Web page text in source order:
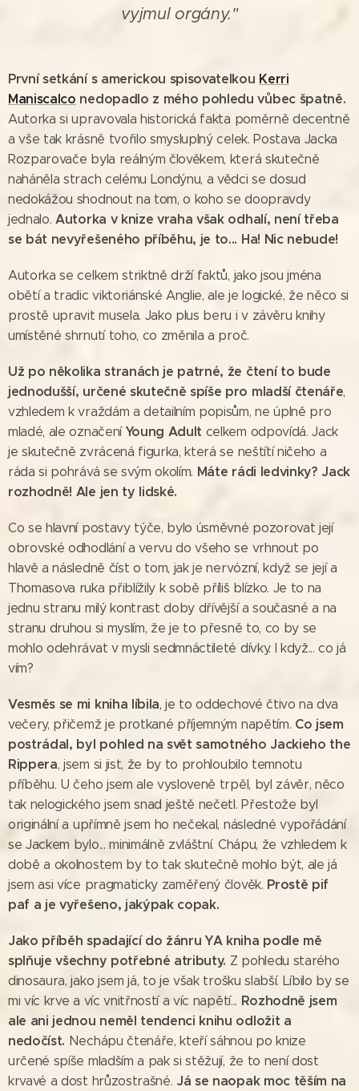
vyjmul orgány."
První setkání s americkou spisovatelkou Kerri
Maniscalco nedopadlo z mého pohledu vůbec špatně.
Autorka si upravovala historická fakta poměrně decentně
a vše tak krásně tvořilo smysluplný celek. Postava Jacka
Rozparovače byla reálným člověkem, která skutečně
naháněla strach celému Londýnu, a vědci se dosud
nedokážou shodnout na tom, o koho se doopravdy
jednalo.Autorka v knize vraha však odhalí, není třeba
se bát nevyřešeného příběhu, je to... Ha! Nic nebude!
Autorka se celkem striktně drží faktů, jako jsou jména
obětí a tradic viktoriánské Anglie, ale je logické, že něco si
prostě upravit musela. Jako plus beru i v závěru knihy
umístěné shrnutí toho, co změnila a proč.
Už po několika stranách je patrné, že čtení to bude
jednodušší, určené skutečně spíše pro mladší čtenáře,
vzhledem k vraždám a detailním popisům, ne úplně pro
mladé, ale označení Young Adult celkem odpovídá. Jack
je skutečně zvrácená figurka, která se neštítí ničeho a
ráda si pohrává se svým okolím. Máte rádi ledvinky? Jack
rozhodně! Ale jen ty lidské.
Co se hlavní postavy týče, bylo úsměvné pozorovat její
obrovské odhodlání a vervu do všeho se vrhnout po
hlavě a následně číst o tom, jak je nervózní, když se její a
Thomasova ruka přiblížily k sobě příliš blízko. Je to na
jednu stranu milý kontrast doby dřívější a současné a na
stranu druhou si myslím, že je to přesně to, co by se
mohlo odehrávat v mysli sedmnáctileté dívky. I když... co já
vím?
Vesměs se mi kniha líbila, je to oddechové čtivo na dva
večery, přičemž je protkané příjemným napětím. Co jsem
postrádal, byl pohled na svět samotného Jackieho the
Rippera, jsem si jist, že by to prohloubilo temnotu
příběhu. U čeho jsem ale vysloveně trpěl, byl závěr, něco
tak nelogického jsem snad ještě nečetl. Přestože byl
originální a upřímně jsem ho nečekal, následné vypořádání
se Jackem bylo... minimálně zvláštní. Chápu, že vzhledem k
době a okolnostem by to tak skutečně mohlo být, ale já
jsem asi více pragmaticky zaměřený člověk. Prostě pif
paf a je vyřešeno, jakýpak copak.
Jako příběh spadající do žánru YA kniha podle mě
splňuje všechny potřebné atributy. Z pohledu starého
dinosaura, jako jsem já, to je však trošku slabší. Líbilo by se
mi víc krve a víc vnitřností a víc napětí... Rozhodně jsem
ale ani jednou neměl tendenci knihu odložit a
nedočíst. Nechápu čtenáře, kteří sáhnou po knize
určené spíše mladším a pak si stěžují, že to není dost
krvavé a dost hrůzostrašné. Já se naopak moc těším na